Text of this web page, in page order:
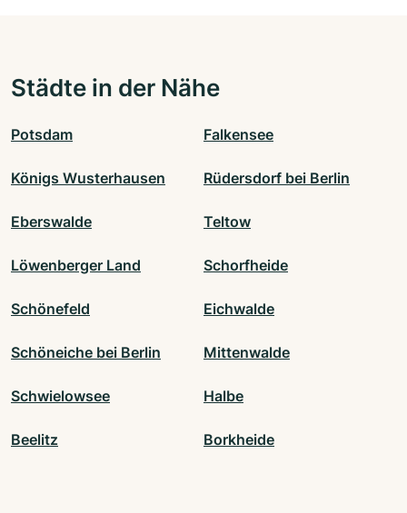
Städte in der Nähe
Potsdam Falkensee
Königs Wusterhausen Rüdersdorf bei Berlin
Eberswalde Teltow
Löwenberger Land Schorfheide
Schönefeld Eichwalde
Schöneiche bei Berlin Mittenwalde
Schwielowsee Halbe
Beelitz Borkheide